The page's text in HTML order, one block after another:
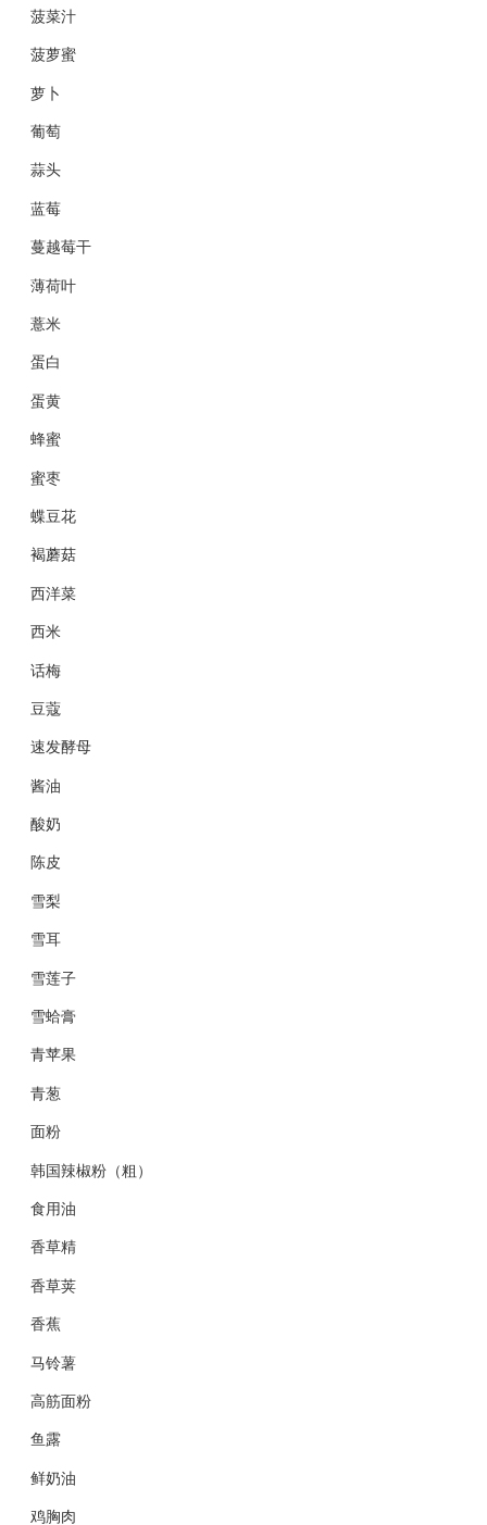
菠菜汁
菠萝蜜
萝卜
葡萄
蒜头
蓝莓
蔓越莓干
薄荷叶
薏米
蛋白
蛋黄
蜂蜜
蜜枣
蝶豆花
褐蘑菇
西洋菜
西米
话梅
豆蔻
速发酵母
酱油
酸奶
陈皮
雪梨
雪耳
雪莲子
雪蛤膏
青苹果
青葱
面粉
韩国辣椒粉（粗）
食用油
香草精
香草荚
香蕉
马铃薯
高筋面粉
鱼露
鲜奶油
鸡胸肉